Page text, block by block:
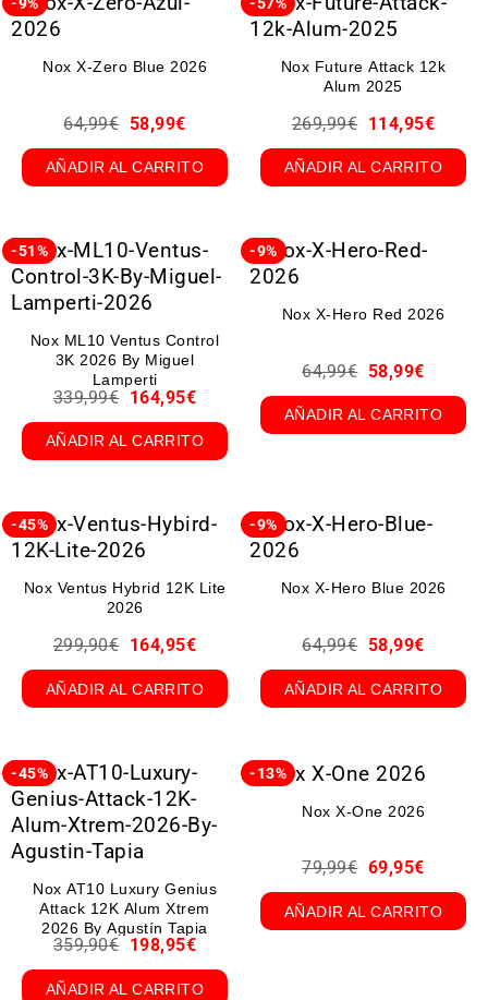
-9%
Nox X-Zero Blue 2026
64,99€ 58,99€
AÑADIR AL CARRITO
-57%
Nox Future Attack 12k
Alum 2025
269,99€ 114,95€
AÑADIR AL CARRITO
-51%
Nox ML10 Ventus Control
3K 2026 By Miguel
Lamperti
339,99€ 164,95€
AÑADIR AL CARRITO
-9%
Nox X-Hero Red 2026
64,99€ 58,99€
AÑADIR AL CARRITO
-45%
Nox Ventus Hybrid 12K Lite
2026
299,90€ 164,95€
AÑADIR AL CARRITO
-9%
Nox X-Hero Blue 2026
64,99€ 58,99€
AÑADIR AL CARRITO
-45%
Nox AT10 Luxury Genius
Attack 12K Alum Xtrem
2026 By Agustín Tapia
359,90€ 198,95€
AÑADIR AL CARRITO
-13%
Nox X-One 2026
79,99€ 69,95€
AÑADIR AL CARRITO